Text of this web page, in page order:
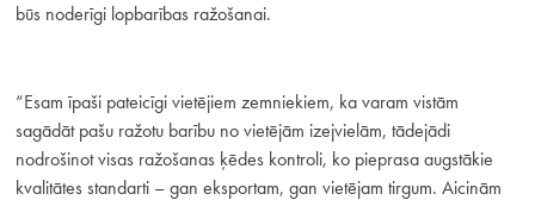
būs noderīgi lopbarības ražošanai.
“Esam īpaši pateicīgi vietējiem zemniekiem, ka varam vistām
sagādāt pašu ražotu barību no vietējām izejvielām, tādejādi
nodrošinot visas ražošanas ķēdes kontroli, ko pieprasa augstākie
kvalitātes standarti – gan eksportam, gan vietējam tirgum. Aicinām